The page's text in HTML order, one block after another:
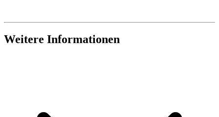
Weitere Informationen